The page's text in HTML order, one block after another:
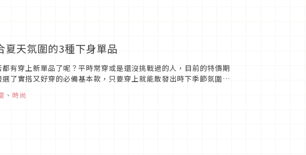
夏天氛圍的3種下身單品
有穿上新單品了呢？平時常穿或是還沒挑戰過的人，目前的特價期
了實搭又好穿的必備基本款，只要穿上就能散發出時下季節氛圍的
、 時尚